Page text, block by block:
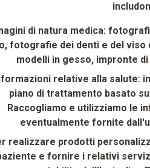
di natura medica:
fotografie dei denti e del viso
modelli in gesso, impronte
relative alla salute:
piano di trattamento basato
Raccogliamo e utilizziamo le
eventualmente fornite
realizzare prodotti
e fornire i relativi